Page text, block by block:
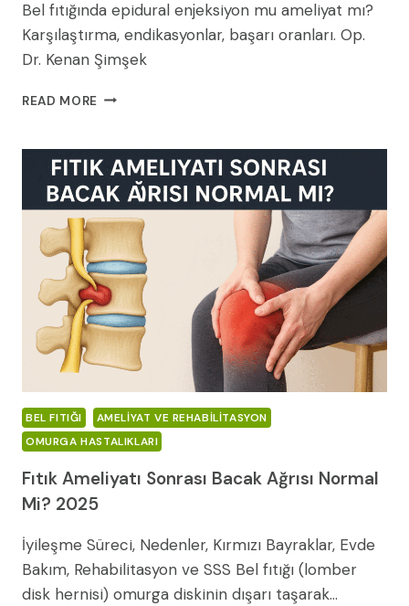
Bel fıtığında epidural enjeksiyon mu ameliyat mı?
Karşılaştırma, endikasyonlar, başarı oranları. Op.
Dr. Kenan Şimşek
READ MORE EPIDURAL
AMELIYAT
MI?
BEL
FITIĞINDA
DOĞRU
TEDAVI
KARARI
(2026
REHBERI)
BEL FITIĞI
AMELIYAT VE REHABILITASYON
OMURGA HASTALIKLARI
Fıtık Ameliyatı Sonrası Bacak Ağrısı Normal
Mi? 2025
İyileşme Süreci, Nedenler, Kırmızı Bayraklar, Evde
Bakım, Rehabilitasyon ve SSS Bel fıtığı (lomber
disk hernisi) omurga diskinin dışarı taşarak…